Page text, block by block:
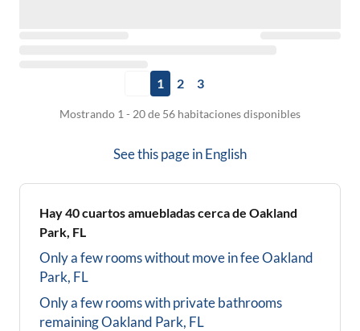
1 2 3
Mostrando 1 - 20 de 56 habitaciones disponibles
See this page inEnglish
Hay40cuartos amuebladas cerca de Oakland
Park, FL
Only a few rooms without move in feeOakland
Park, FL
Only a few rooms with private bathrooms
remainingOakland Park, FL